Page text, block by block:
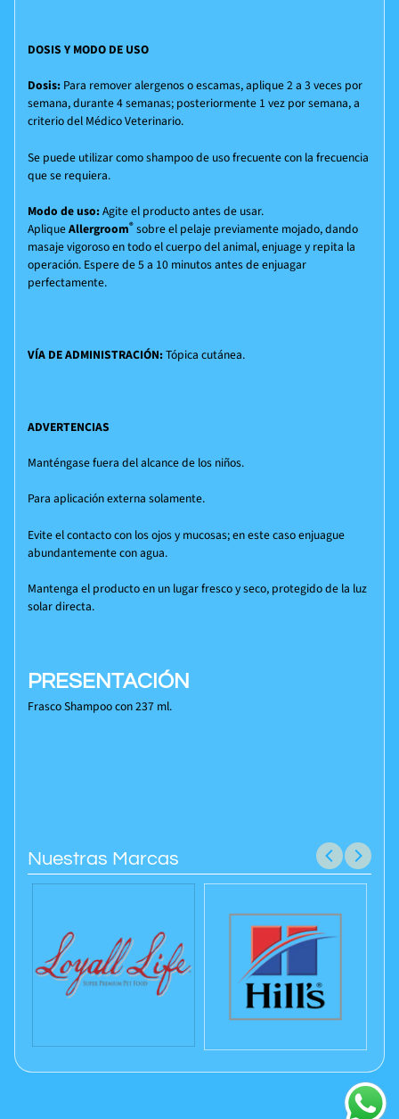
DOSIS Y MODO DE USO
Dosis: Para remover alergenos o escamas, aplique 2 a 3 veces por
semana, durante 4 semanas; posteriormente 1 vez por semana, a
criterio del Médico Veterinario.
Se puede utilizar como shampoo de uso frecuente con la frecuencia
que se requiera.
Modo de uso:Agite el producto antes de usar.
ApliqueAllergroom® sobre el pelaje previamente mojado, dando
masaje vigoroso en todo el cuerpo del animal, enjuage y repita la
operación. Espere de 5 a 10 minutos antes de enjuagar
perfectamente.
VÍA DE ADMINISTRACIÓN:Tópica cutánea.
ADVERTENCIAS
​Manténgase fuera del alcance de los niños.
Para aplicación externa solamente.
Evite el contacto con los ojos y mucosas; en este caso enjuague
abundantemente con agua.
Mantenga el producto en un lugar fresco y seco, protegido de la luz
solar directa.
PRESENTACIÓN
Frasco Shampoo con 237 ml.
Nuestras Marcas